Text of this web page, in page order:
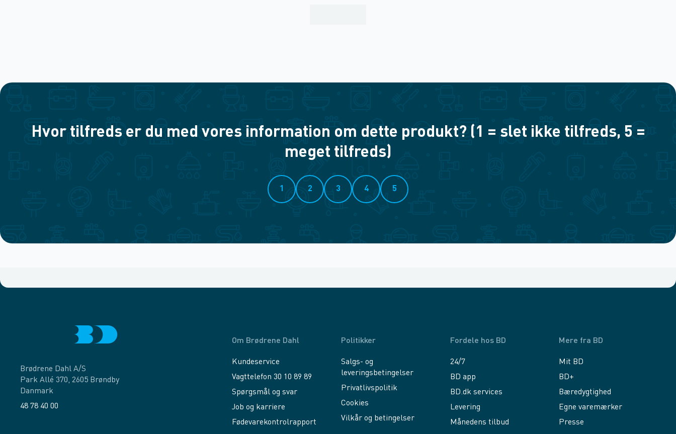
Hvor tilfreds er du med vores information om dette produkt? (1 = slet ikke tilfreds, 5 =
meget tilfreds)
1 2 3 4 5
Brødrene Dahl A/S
Park Allé 370, 2605 Brøndby
Danmark
48 78 40 00
Om Brødrene Dahl
Kundeservice
Vagttelefon 30 10 89 89
Spørgsmål og svar
Job og karriere
Fødevarekontrolrapport
Politikker
Salgs- og
leveringsbetingelser
Privatlivspolitik
Cookies
Vilkår og betingelser
Fordele hos BD
24/7
BD app
BD.dk services
Levering
Månedens tilbud
Mere fra BD
Mit BD
BD+
Bæredygtighed
Egne varemærker
Presse